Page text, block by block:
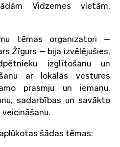
Vidzemes vietām,
tēmas organizatori –
Žīgurs – bija izvēlējušies,
izglītošanu un
ar lokālās vēstures
prasmju un iemaņu,
sadarbības un savākto
šādas tēmas: